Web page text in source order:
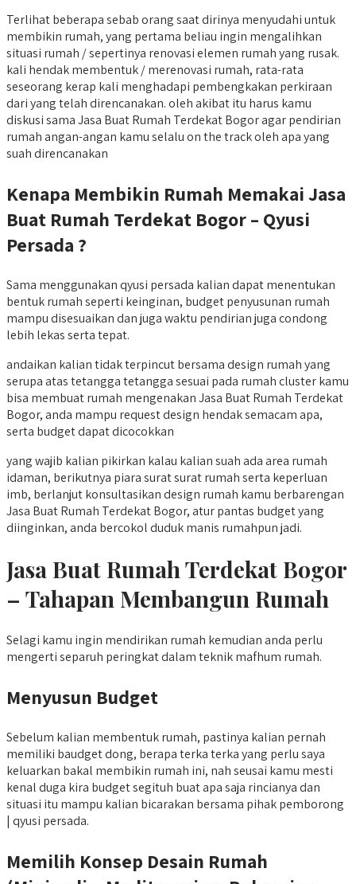
Terlihat beberapa sebab orang saat dirinya menyudahi untuk
membikin rumah, yang pertama beliau ingin mengalihkan
situasi rumah / sepertinya renovasi elemen rumah yang rusak.
kali hendak membentuk / merenovasi rumah, rata-rata
seseorang kerap kali menghadapi pembengkakan perkiraan
dari yang telah direncanakan. oleh akibat itu harus kamu
diskusi sama Jasa Buat Rumah Terdekat Bogor agar pendirian
rumah angan-angan kamu selalu on the track oleh apa yang
suah direncanakan
Kenapa Membikin Rumah Memakai Jasa
Buat Rumah Terdekat Bogor – Qyusi
Persada ?
Sama menggunakan qyusi persada kalian dapat menentukan
bentuk rumah seperti keinginan, budget penyusunan rumah
mampu disesuaikan dan juga waktu pendirian juga condong
lebih lekas serta tepat.
andaikan kalian tidak terpincut bersama design rumah yang
serupa atas tetangga tetangga sesuai pada rumah cluster kamu
bisa membuat rumah mengenakan Jasa Buat Rumah Terdekat
Bogor, anda mampu request design hendak semacam apa,
serta budget dapat dicocokkan
yang wajib kalian pikirkan kalau kalian suah ada area rumah
idaman, berikutnya piara surat surat rumah serta keperluan
imb, berlanjut konsultasikan design rumah kamu berbarengan
Jasa Buat Rumah Terdekat Bogor, atur pantas budget yang
diinginkan, anda bercokol duduk manis rumahpun jadi.
Jasa Buat Rumah Terdekat Bogor
– Tahapan Membangun Rumah
Selagi kamu ingin mendirikan rumah kemudian anda perlu
mengerti separuh peringkat dalam teknik mafhum rumah.
Menyusun Budget
Sebelum kalian membentuk rumah, pastinya kalian pernah
memiliki baudget dong, berapa terka terka yang perlu saya
keluarkan bakal membikin rumah ini, nah seusai kamu mesti
kenal duga kira budget segituh buat apa saja rincianya dan
situasi itu mampu kalian bicarakan bersama pihak pemborong
| qyusi persada.
Memilih Konsep Desain Rumah